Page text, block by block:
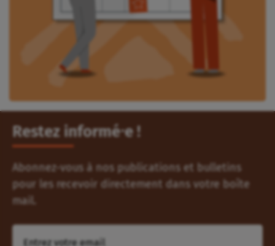
Restez informé⸱e !
Abonnez-vous à nos publications et bulletins
pour les recevoir directement dans votre boîte
mail.